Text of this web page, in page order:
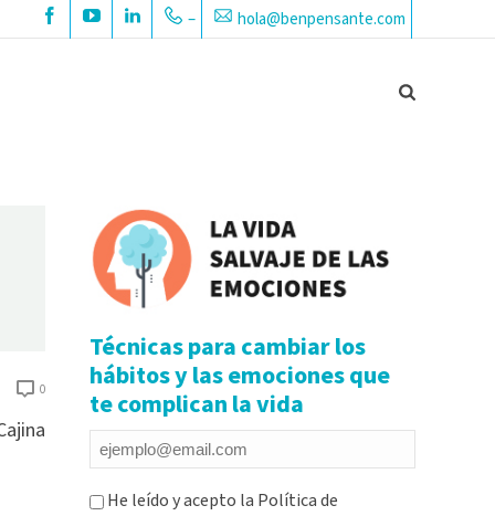
hola@benpensante.com
–
0
Técnicas para cambiar los
hábitos y las emociones que
te complican la vida
Email
*
Consentimiento
He leído y acepto la Política de